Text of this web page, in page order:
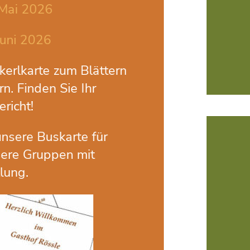
2026
2026
zum Blättern
Finden Sie Ihr
Buskarte für
Gruppen mit